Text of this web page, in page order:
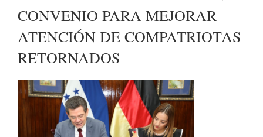
Acceso a sistemas
Temáticas
CONVENIO PARA MEJORAR
ATENCIÓN DE COMPATRIOTAS
RETORNADOS